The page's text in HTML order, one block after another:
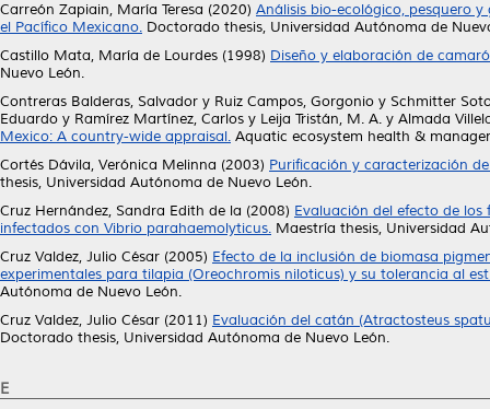
Carreón Zapiain, María Teresa (2020) Análisis bio-ecológico, pesquero
el Pacífico Mexicano. Doctorado thesis, Universidad Autónoma de
Castillo Mata, María de Lourdes (1998) Diseño y elaboración de
Nuevo León.
Contreras Balderas, Salvador y Ruiz Campos, Gorgonio y Schmitter
Eduardo y Ramírez Martínez, Carlos y Leija Tristán, M. A. y Almada
Mexico: A country-wide appraisal. Aquatic ecosystem health &
Cortés Dávila, Verónica Melinna (2003) Purificación y caracterización
thesis, Universidad Autónoma de Nuevo León.
Cruz Hernández, Sandra Edith de la (2008) Evaluación del efecto de
infectados con Vibrio parahaemolyticus. Maestría thesis, Universidad
Cruz Valdez, Julio César (2005) Efecto de la inclusión de biomasa
experimentales para tilapia (Oreochromis niloticus) y su tolerancia al
Autónoma de Nuevo León.
Cruz Valdez, Julio César (2011) Evaluación del catán (Atractosteus
Doctorado thesis, Universidad Autónoma de Nuevo León.
E